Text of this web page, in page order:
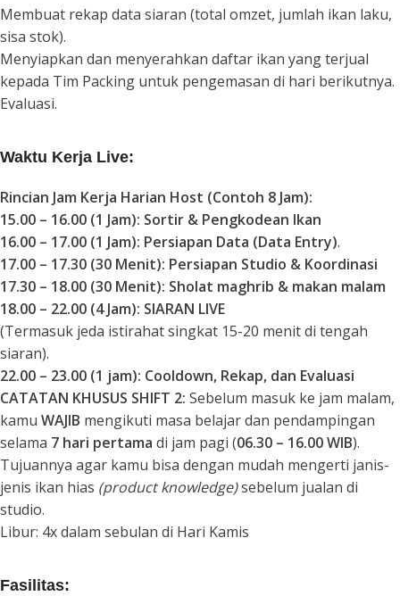
Membuat rekap data siaran (total omzet, jumlah ikan laku,
sisa stok).
Menyiapkan dan menyerahkan daftar ikan yang terjual
kepada Tim Packing untuk pengemasan di hari berikutnya.
Evaluasi.
Waktu Kerja Live:
Rincian Jam Kerja Harian Host (Contoh 8 Jam):
15.00 – 16.00 (1 Jam): Sortir & Pengkodean Ikan
16.00 – 17.00 (1 Jam): Persiapan Data (Data Entry).
17.00 – 17.30 (30 Menit): Persiapan Studio & Koordinasi
17.30 – 18.00 (30 Menit): Sholat maghrib & makan malam
18.00 – 22.00 (4 Jam): SIARAN LIVE
(Termasuk jeda istirahat singkat 15-20 menit di tengah
siaran).
22.00 – 23.00 (1 jam): Cooldown, Rekap, dan Evaluasi
CATATAN KHUSUS SHIFT 2: Sebelum masuk ke jam malam,
kamu WAJIB mengikuti masa belajar dan pendampingan
selama 7 hari pertama di jam pagi (06.30 – 16.00 WIB).
Tujuannya agar kamu bisa dengan mudah mengerti janis-
jenis ikan hias (product knowledge)sebelum jualan di
studio.
Libur: 4x dalam sebulan di Hari Kamis
Fasilitas: